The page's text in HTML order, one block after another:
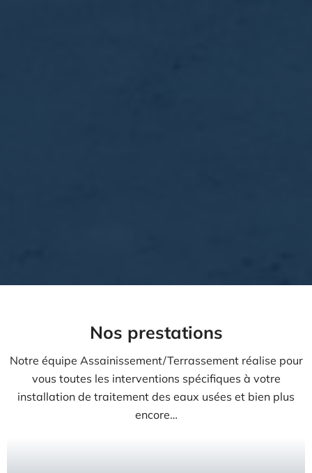
Nos prestations
Notre équipe Assainissement/Terrassement réalise pour
vous toutes les interventions spécifiques à votre
installation de traitement des eaux usées et bien plus
encore…